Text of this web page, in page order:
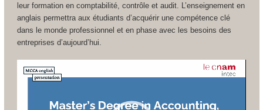
leur formation en comptabilité, contrôle et audit. L’enseignement en
anglais permettra aux étudiants d’acquérir une compétence clé
dans le monde professionnel et en phase avec les besoins des
entreprises d’aujourd’hui.